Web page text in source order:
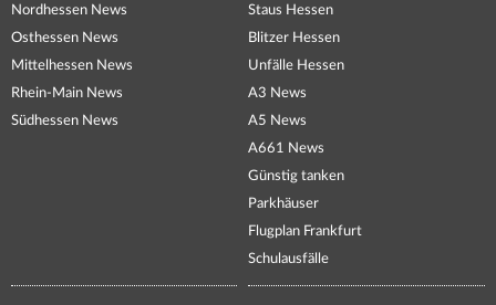
Nordhessen News
Osthessen News
Mittelhessen News
Rhein-Main News
Südhessen News
Staus Hessen
Blitzer Hessen
Unfälle Hessen
A3 News
A5 News
A661 News
Günstig tanken
Parkhäuser
Flugplan Frankfurt
Schulausfälle